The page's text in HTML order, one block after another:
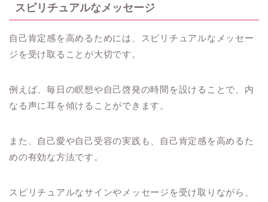
スピリチュアルなメッセージ
自己肯定感を高めるためには、スピリチュアルなメッセー
ジを受け取ることが大切です。
例えば、毎日の瞑想や自己啓発の時間を設けることで、内
なる声に耳を傾けることができます。
また、自己愛や自己受容の実践も、自己肯定感を高めるた
めの有効な方法です。
スピリチュアルなサインやメッセージを受け取りながら、